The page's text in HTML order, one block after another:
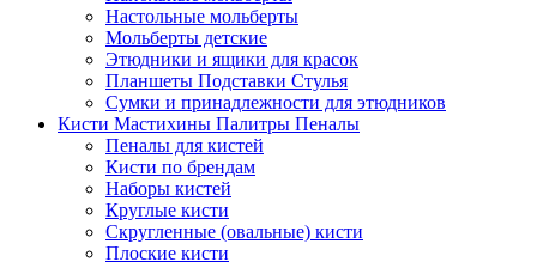
Настольные мольберты
Мольберты детские
Этюдники и ящики для красок
Планшеты Подставки Стулья
Сумки и принадлежности для этюдников
Кисти Мастихины Палитры Пеналы
Пеналы для кистей
Кисти по брендам
Наборы кистей
Круглые кисти
Скругленные (овальные) кисти
Плоские кисти